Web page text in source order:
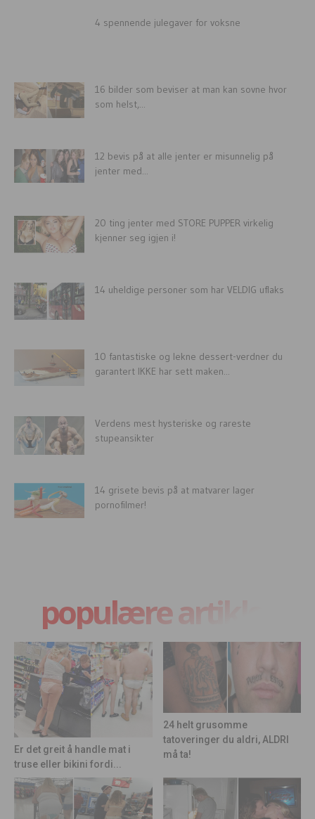
4 spennende julegaver for voksne
16 bilder som beviser at man kan sovne hvor
som helst,...
12 bevis på at alle jenter er misunnelig på
jenter med...
20 ting jenter med STORE PUPPER virkelig
kjenner seg igjen i!
14 uheldige personer som har VELDIG uflaks
10 fantastiske og lekne dessert-verdner du
garantert IKKE har sett maken...
Verdens mest hysteriske og rareste
stupeansikter
14 grisete bevis på at matvarer lager
pornofilmer!
populære artikler
Er det greit å handle mat i
truse eller bikini fordi...
24 helt grusomme
tatoveringer du aldri, ALDRI
må ta!